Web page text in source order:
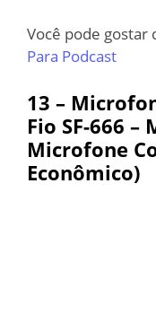
Você pode gostar
Para Podcast
13 –
Fio SF-666 –
Microfone
Econômico)